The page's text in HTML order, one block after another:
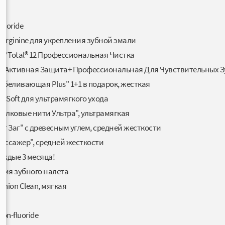
для укрепления зубной эмали
Total® 12 Профессиональная Чистка
Активная Защита+ Профессиональная Для Чувствительных
Plus" 1+1 в подарок, жесткая
для ультрамягкого ухода
нити Ультра", ультрамягкая
Заг" с древесным углем, средней жесткости
средней жесткости
3 месяца!
зубного налета
Clean, мягкая
fluoride